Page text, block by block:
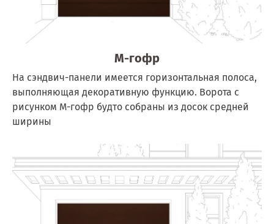
M-гофр
На сэндвич-панели имеется горизонтальная полоса,
выполняющая декоративную функцию. Ворота с
рисунком M-гофр будто собраны из досок средней
ширины